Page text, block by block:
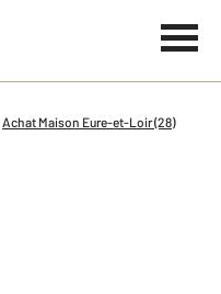
Achat Maison Eure-et-Loir (28)